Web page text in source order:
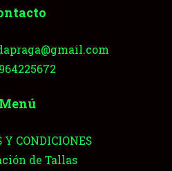
Menú
Y CONDICIONES
de Tallas